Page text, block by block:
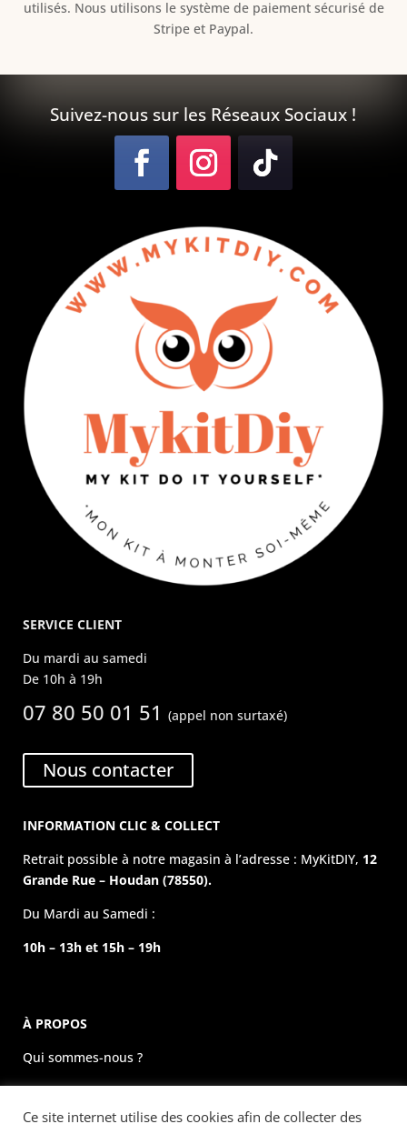
utilisés. Nous utilisons le système de paiement sécurisé de
Stripe et Paypal.
Suivez-nous sur les Réseaux Sociaux !
SERVICE CLIENT
Du mardi au samedi
De 10h à 19h
07 80 50 01 51(appel non surtaxé)
Nous contacter
INFORMATION CLIC & COLLECT
Retrait possible à notre magasin à l’adresse : MyKitDIY, 12
Grande Rue – Houdan (78550).
Du Mardi au Samedi :
10h – 13h et 15h – 19h
À PROPOS
Qui sommes-nous ?
La boutique physique
Ce site internet utilise des cookies afin de collecter des